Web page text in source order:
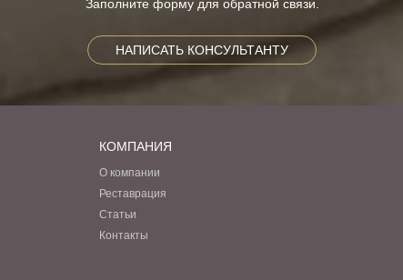
Заполните форму для обратной связи.
НАПИСАТЬ КОНСУЛЬТАНТУ
КОМПАНИЯ
О компании
Реставрация
Статьи
Контакты